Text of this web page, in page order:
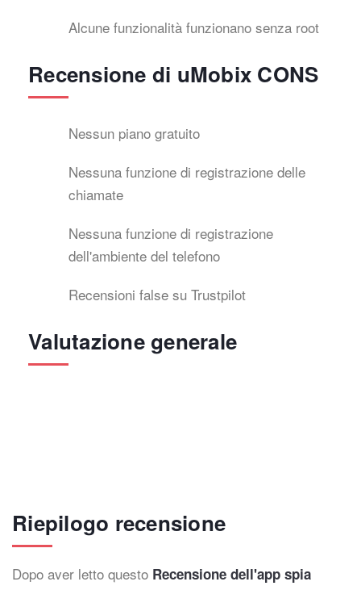
Alcune funzionalità funzionano senza root
Recensione di uMobix CONS
Nessun piano gratuito
Nessuna funzione di registrazione delle
chiamate
Nessuna funzione di registrazione
dell'ambiente del telefono
Recensioni false su Trustpilot
Valutazione generale
Riepilogo recensione
Dopo aver letto questo Recensione dell'app spia